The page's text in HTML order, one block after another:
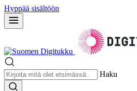
Hyppää sisältöön
Haku